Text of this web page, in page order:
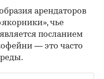
арендаторов
чье
посланием
— это часто